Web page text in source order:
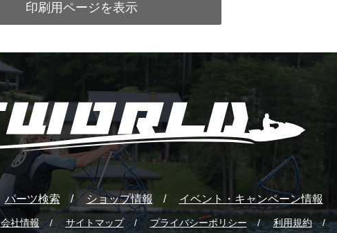
印刷用ページを表示
パーツ検索 ショップ情報 イベント・キャンペーン情報
会社情報 サイトマップ プライバシーポリシー 利用規約